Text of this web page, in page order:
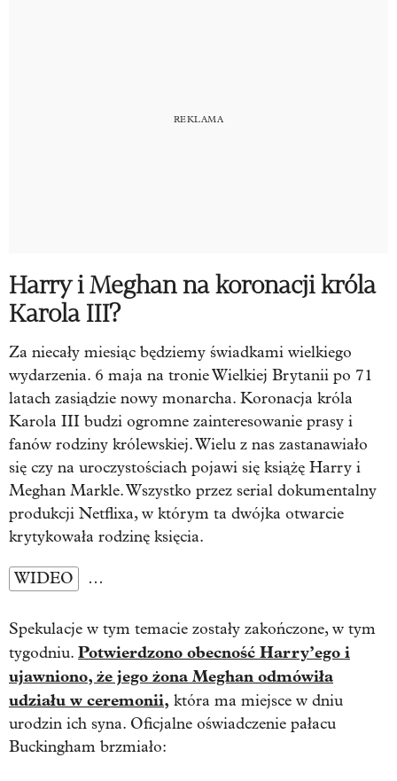
Harry i Meghan na koronacji króla
Karola III?
Za niecały miesiąc będziemy świadkami wielkiego
wydarzenia. 6 maja na tronie Wielkiej Brytanii po 71
latach zasiądzie nowy monarcha. Koronacja króla
Karola III budzi ogromne zainteresowanie prasy i
fanów rodziny królewskiej. Wielu z nas zastanawiało
się czy na uroczystościach pojawi się książę Harry i
Meghan Markle. Wszystko przez serial dokumentalny
produkcji Netflixa, w którym ta dwójka otwarcie
krytykowała rodzinę księcia.
WIDEO …
Spekulacje w tym temacie zostały zakończone, w tym
tygodniu. Potwierdzono obecność Harry’ego i
ujawniono, że jego żona Meghan odmówiła
udziału w ceremonii, która ma miejsce w dniu
urodzin ich syna. Oficjalne oświadczenie pałacu
Buckingham brzmiało: